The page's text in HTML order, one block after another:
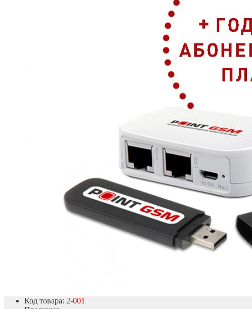
Код товара: 2-001